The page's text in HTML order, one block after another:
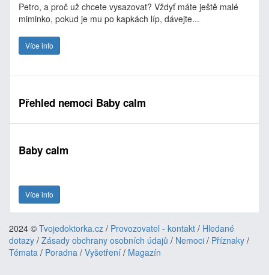
Petro, a proč už chcete vysazovat? Vždyť máte ještě malé
miminko, pokud je mu po kapkách líp, dávejte...
Více info
Přehled nemoci Baby calm
Baby calm
Více info
2024 © Tvojedoktorka.cz / Provozovatel - kontakt / Hledané
dotazy / Zásady obchrany osobních údajů / Nemoci / Příznaky /
Témata / Poradna / Vyšetření / Magazín